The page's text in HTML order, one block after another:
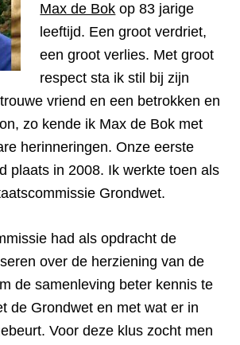
Max de Bok op 83 jarige
leeftijd. Een groot verdriet,
een groot verlies. Met groot
respect sta ik stil bij zijn
vriend en een betrokken en
zo kende ik Max de Bok met
herinneringen. Onze eerste
plaats in 2008. Ik werkte toen als
Grondwet.
had als opdracht de
over de herziening van de
de samenleving beter kennis te
de Grondwet en met wat er in
Voor deze klus zocht men